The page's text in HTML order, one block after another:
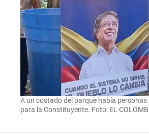
A un costado del parque había
para la Constituyente. Foto: EL